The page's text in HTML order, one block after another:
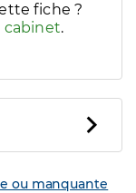
fiche ?
cabinet.
ou manquante